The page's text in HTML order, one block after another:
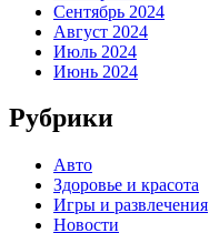
Сентябрь 2024
Август 2024
Июль 2024
Июнь 2024
Рубрики
Авто
Здоровье и красота
Игры и развлечения
Новости